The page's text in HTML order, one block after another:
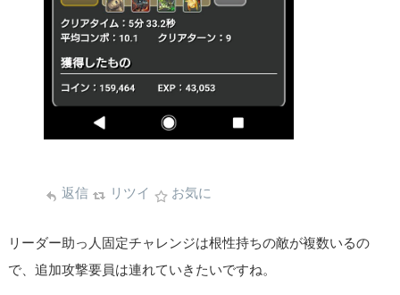
返信 リツイ お気に
リーダー助っ人固定チャレンジは根性持ちの敵が複数いるの
で、追加攻撃要員は連れていきたいですね。